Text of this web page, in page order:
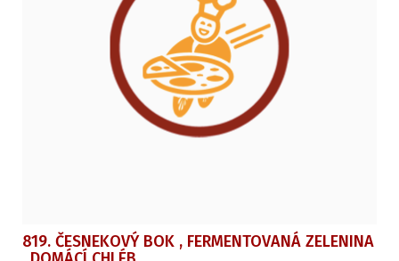
819. ČESNEKOVÝ BOK , FERMENTOVANÁ ZELENINA